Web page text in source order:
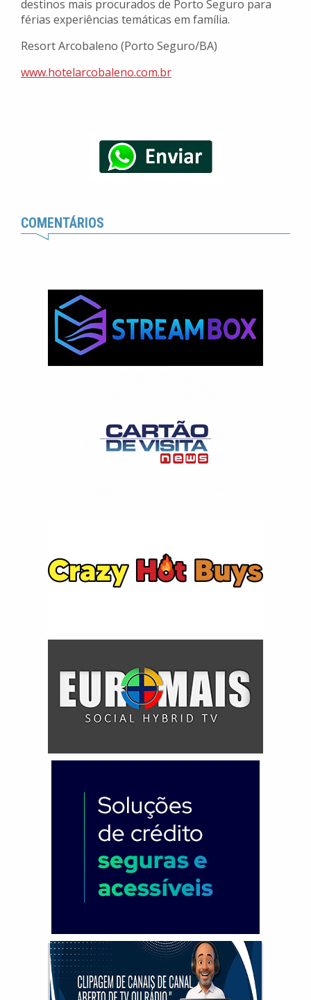
destinos mais procurados de Porto Seguro para
férias experiências temáticas em família.
Resort Arcobaleno (Porto Seguro/BA)
www.hotelarcobaleno.com.br
COMENTÁRIOS